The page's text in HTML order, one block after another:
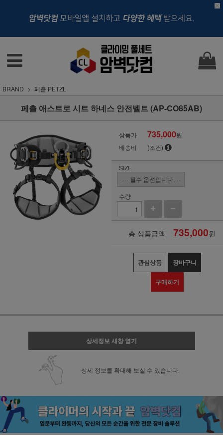
BRAND 페츨 PETZL
페츨 애스트로 시트 하네스 안전벨트 (AP-CO85AB)
상품가 735,000원
배송비
(조건)
SIZE
수량
총 상품금액 735,000원
관심상품 장바구니
구매하기
상세정보 새창 열기
상세 정보를 확대해 보실 수 있습니다.